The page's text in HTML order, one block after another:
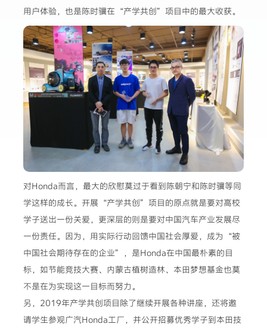
用户体验，也是陈时骥在“产学共创”项目中的最大收获。
对Honda而言，最大的欣慰莫过于看到陈朝宁和陈时骥等同
学这样的成长。开展“产学共创”项目的原点就是要对高校
学子送出一份关爱，更深层的则是要对中国汽车产业发展尽
一份责任。因为，用实际行动回馈中国社会厚爱，成为“被
中国社会期待存在的企业”，是Honda在中国最朴素的目
标，如节能竞技大赛、内蒙古植树造林、本田梦想基金也莫
不是在为实现这一目标而努力。
另，2019年产学共创项目除了继续开展各种讲座，还将邀
请学生参观广汽Honda工厂，并公开招募优秀学子到本田技